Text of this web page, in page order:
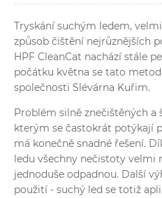
Tryskání suchým ledem,
způsob čištění nejrůznějších
HPF CleanCat nachází stále
počátku května se tato
společnosti Slévárna Kuřim.
Problém silně znečištěných
kterým se častokrát potýkají
má konečně snadné řešení.
ledu všechny nečistoty velmi
jednoduše odpadnou. Další
použití - suchý led se totiž